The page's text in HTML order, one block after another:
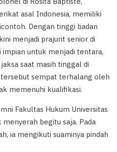
asal Indonesia, memiliki
Dengan tinggi badan
menjadi prajurit senior di
untuk menjadi tentara,
saat masih tinggal di
sempat terhalang oleh
memenuhi kualifikasi.
Fakultas Hukum Universitas
menyerah begitu saja. Pada
ia mengikuti suaminya pindah